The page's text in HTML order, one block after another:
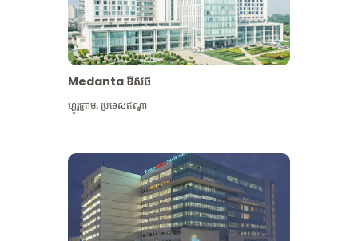
Medanta ឱសថ
ហ្គូរូក្រាម,ប្រទេសឥណ្ឌា